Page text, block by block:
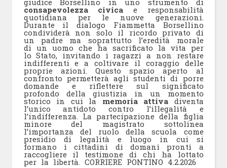
giudice Borsellino in uno strumento di
consapevolezza civica e responsabilità
quotidiana per le nuove generazioni.
Durante il dialogo Fiammetta Borsellino
condividerà non solo il ricordo privato di
un padre ma soprattutto l’eredità morale
di un uomo che ha sacrificato la vita per
lo Stato, invitando i ragazzi a non restare
indifferenti e a coltivare il coraggio delle
proprie azioni. Questo spazio aperto al
confronto permetterà agli studenti di porre
domande e riflettere sul significato
profondo della giustizia in un momento
storico in cui la memoria attiva diventa
l’unico antidoto contro l’illegalità e
l’indifferenza. La partecipazione della figlia
minore del magistrato sottolinea
l’importanza del ruolo della scuola come
presidio di legalità e luogo in cui si
formano i cittadini di domani pronti a
raccogliere il testimone di chi ha lottato
per la libertà. CORRIERE PONTINO 4.2.2026